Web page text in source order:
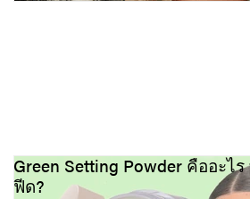
Green Setting Powder คืออะไ
ฟีด?